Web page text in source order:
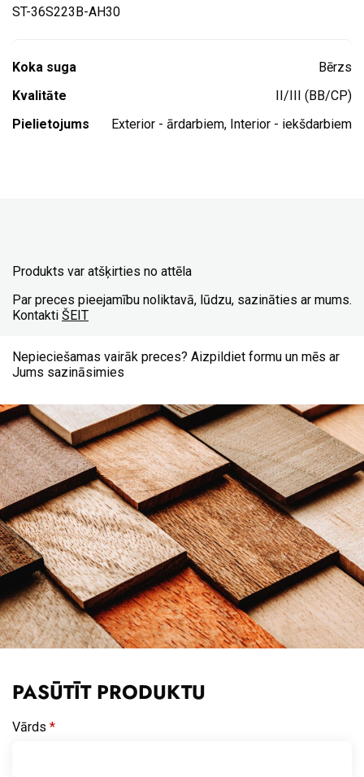
ST-36S223B-AH30
Koka suga
Bērzs
Kvalitāte
II/III (BB/CP)
Pielietojums
Exterior - ārdarbiem, Interior - iekšdarbiem
Produkts var atšķirties no attēla
Par preces pieejamību noliktavā, lūdzu, sazināties ar mums.
Kontakti ŠEIT
PASŪTĪT PRODUKTU
Nepieciešamas vairāk preces? Aizpildiet formu un mēs ar
Jums sazināsimies
Vārds *